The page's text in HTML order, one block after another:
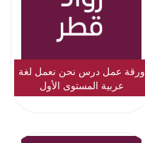
ورقة عمل درس نحن نعمل لغة
عربية المستوى الأول